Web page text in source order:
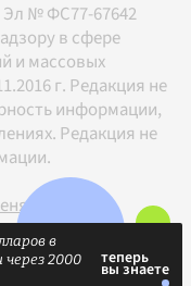
Эл № ФС77-67642
в сфере
и массовых
г. Редакция не
информации,
Редакция не
с
в
через 2000